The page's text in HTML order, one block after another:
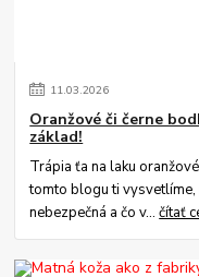
11.03.2026
Oranžové či černe
základ!
Trápia ťa na laku
tomto blogu ti vysvetlíme,
nebezpečná a čo v...čítať